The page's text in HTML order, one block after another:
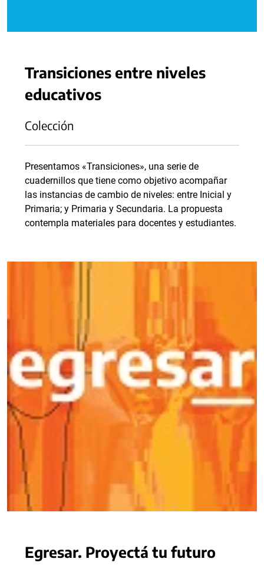
Transiciones entre niveles
educativos
Colección
Presentamos «Transiciones», una serie de
cuadernillos que tiene como objetivo acompañar
las instancias de cambio de niveles: entre Inicial y
Primaria; y Primaria y Secundaria. La propuesta
contempla materiales para docentes y estudiantes.
Egresar. Proyectá tu futuro